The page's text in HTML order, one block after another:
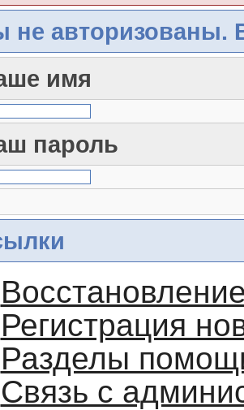
не авторизованы.
имя
пароль
Регистрация
Разделы
Связь с